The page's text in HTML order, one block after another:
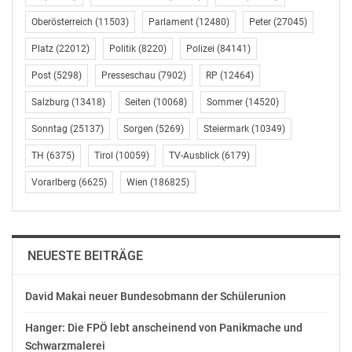
und Abfahrt zum Parkhaus bleibt aber weiterhin über
die Hackengasse möglich. Auch die Autoverladung
erfolgt wie bisher auf der Seite Felberstraße über die
Zufahrt Hackengasse.
Große Baufortschritte bei der BahnhofCity
In den letzten Monaten wurden beim Umbau des
Westbahnhofs zur BahnhofCity Wien West große
Fortschritte gemacht: Die Fundamente für die beiden
Zubauten rechts und links von der Bahnhofshalle
Arbeiten am neuen Untergeschoss, das von der
äußeren Mariahilferstraße bis zum Gürtel reichen wird,
Untergeschosses wurde die denkmalgeschützte
Bahnhofshalle behutsam „unterfangen“. Diese
millimetergenaue Arbeit war eine der größten
Oberösterreich (11503) Parlament (12480) Peter (27045)
Platz (22012) Politik (8220) Polizei (84141)
Post (5298) Presseschau (7902) RP (12464)
Salzburg (13418) Seiten (10068) Sommer (14520)
Sonntag (25137) Sorgen (5269) Steiermark (10349)
TH (6375) Tirol (10059) TV-Ausblick (6179)
Vorarlberg (6625) Wien (186825)
NEUESTE BEITRÄGE
David Makai neuer Bundesobmann der Schülerunion
Hanger: Die FPÖ lebt anscheinend von Panikmache und
Schwarzmalerei